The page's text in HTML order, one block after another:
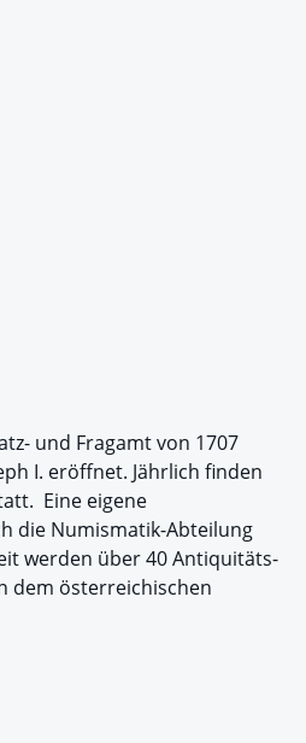
und Fragamt von 1707
I. eröffnet. Jährlich finden
Eine eigene
die Numismatik-Abteilung
werden über 40 Antiquitäts-
dem österreichischen